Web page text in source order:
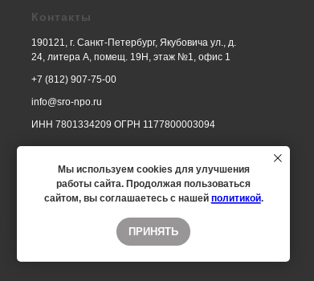
Мы используем cookies для улучшения
работы сайта. Продолжая пользоваться
сайтом, вы соглашаетесь с нашей политикой.
ПРИНЯТЬ
Контакты
190121, г. Санкт-Петербург, Якубовича ул., д.
24, литера А, помещ. 19Н, этаж №1, офис 1
+7 (812) 907-75-00
info@sro-npo.ru
ИНН 7801334209 ОГРН 1177800003094